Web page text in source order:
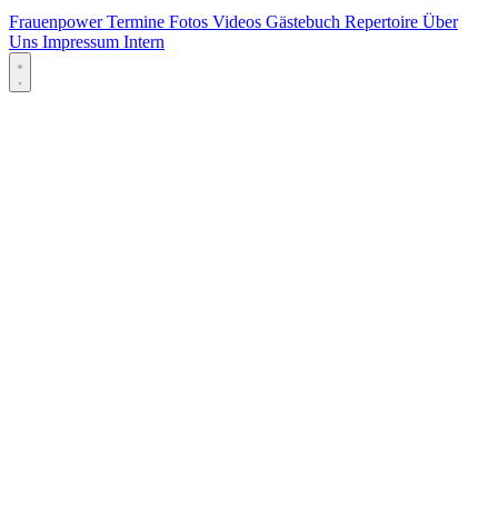
FrauenpowerTermine Fotos Videos Gästebuch Repertoire Über
Uns Impressum Intern
Menü öffnen